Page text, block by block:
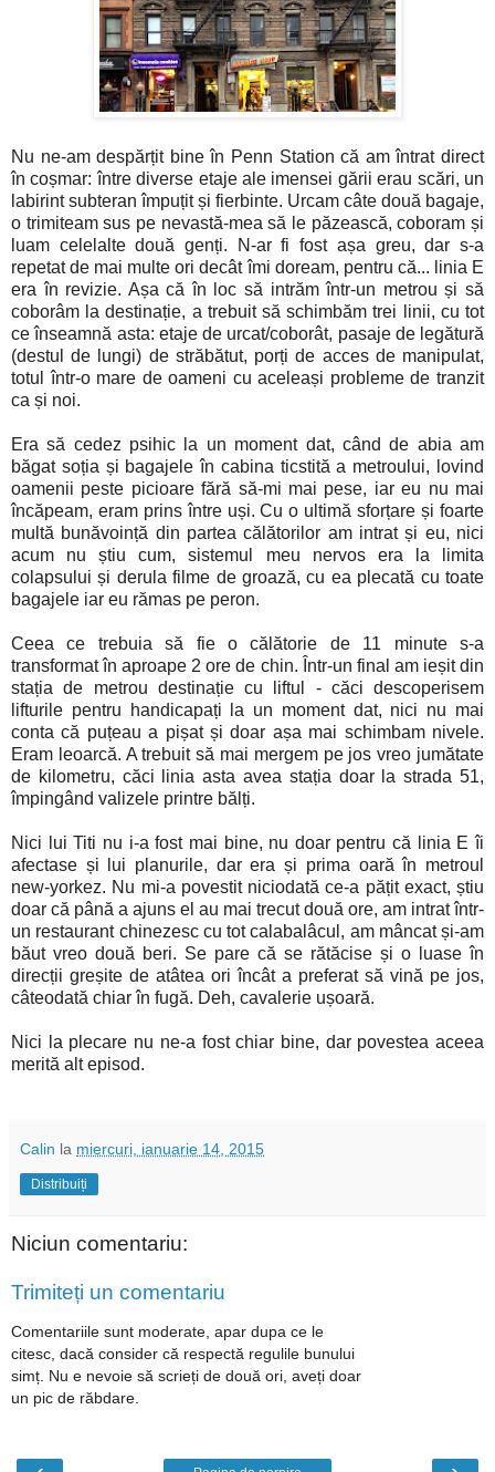
Nu ne-am despărțit bine în Penn Station că am întrat direct
în coșmar: între diverse etaje ale imensei gării erau scări, un
labirint subteran împuțit și fierbinte. Urcam câte două bagaje,
o trimiteam sus pe nevastă-mea să le păzească, coboram și
luam celelalte două genți. N-ar fi fost așa greu, dar s-a
repetat de mai multe ori decât îmi doream, pentru că... linia E
era în revizie. Așa că în loc să intrăm într-un metrou și să
coborâm la destinație, a trebuit să schimbăm trei linii, cu tot
ce înseamnă asta: etaje de urcat/coborât, pasaje de legătură
(destul de lungi) de străbătut, porți de acces de manipulat,
totul într-o mare de oameni cu aceleași probleme de tranzit
ca și noi.
Era să cedez psihic la un moment dat, când de abia am
băgat soția și bagajele în cabina ticstită a metroului, lovind
oamenii peste picioare fără să-mi mai pese, iar eu nu mai
încăpeam, eram prins între uși. Cu o ultimă sforțare și foarte
multă bunăvoință din partea călătorilor am intrat și eu, nici
acum nu știu cum, sistemul meu nervos era la limita
colapsului și derula filme de groază, cu ea plecată cu toate
bagajele iar eu rămas pe peron.
Ceea ce trebuia să fie o călătorie de 11 minute s-a
transformat în aproape 2 ore de chin. Într-un final am ieșit din
stația de metrou destinație cu liftul - căci descoperisem
lifturile pentru handicapați la un moment dat, nici nu mai
conta că puțeau a pișat și doar așa mai schimbam nivele.
Eram leoarcă. A trebuit să mai mergem pe jos vreo jumătate
de kilometru, căci linia asta avea stația doar la strada 51,
împingând valizele printre bălți.
Nici lui Titi nu i-a fost mai bine, nu doar pentru că linia E îi
afectase și lui planurile, dar era și prima oară în metroul
new-yorkez. Nu mi-a povestit niciodată ce-a pățit exact, știu
doar că până a ajuns el au mai trecut două ore, am intrat într-
un restaurant chinezesc cu tot calabalâcul, am mâncat și-am
băut vreo două beri. Se pare că se rătăcise și o luase în
direcții greșite de atâtea ori încât a preferat să vină pe jos,
câteodată chiar în fugă. Deh, cavalerie ușoară.
Nici la plecare nu ne-a fost chiar bine, dar povestea aceea
merită alt episod.
Calin la miercuri, ianuarie 14, 2015
Distribuiți
Niciun comentariu:
Trimiteți un comentariu
Comentariile sunt moderate, apar dupa ce le
citesc, dacă consider că respectă regulile bunului
simț. Nu e nevoie să scrieți de două ori, aveți doar
un pic de răbdare.